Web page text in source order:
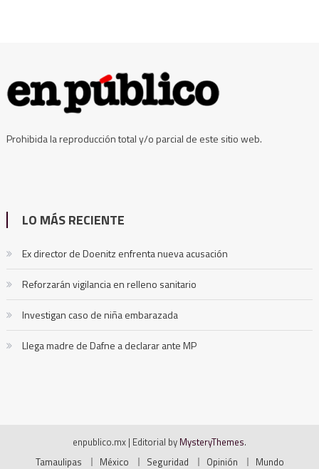
Prohibida la reproducción total y/o parcial de este sitio web.
LO MÁS RECIENTE
Ex director de Doenitz enfrenta nueva acusación
Reforzarán vigilancia en relleno sanitario
Investigan caso de niña embarazada
Llega madre de Dafne a declarar ante MP
enpublico.mx | Editorial by MysteryThemes.
Tamaulipas
México Seguridad Opinión Mundo